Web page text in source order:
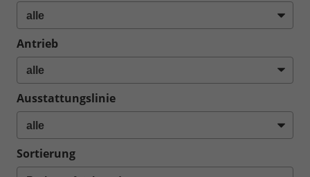
Antrieb
Ausstattungslinie
Sortierung